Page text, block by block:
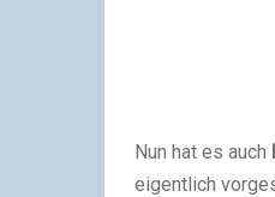
Nun hat es auch
eigentlich